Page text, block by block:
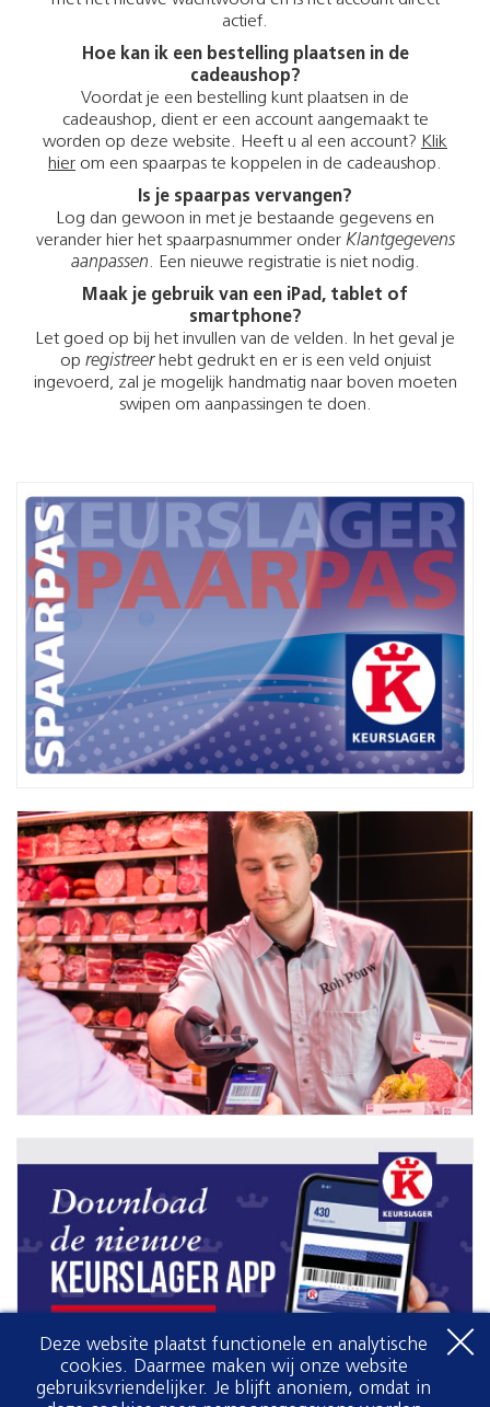
actief.
Hoe kan ik een bestelling plaatsen in de
cadeaushop?
Voordat je een bestelling kunt plaatsen in de
cadeaushop, dient er een account aangemaakt te
worden op deze website. Heeft u al een account? Klik
hier om een spaarpas te koppelen in de cadeaushop.
Is je spaarpas vervangen?
Log dan gewoon in met je bestaande gegevens en
verander hier het spaarpasnummer onder Klantgegevens
aanpassen. Een nieuwe registratie is niet nodig.
Maak je gebruik van een iPad, tablet of
smartphone?
Let goed op bij het invullen van de velden. In het geval je
op registreerhebt gedrukt en er is een veld onjuist
ingevoerd, zal je mogelijk handmatig naar boven moeten
swipen om aanpassingen te doen.
Deze website plaatst functionele en analytische
cookies. Daarmee maken wij onze website
gebruiksvriendelijker. Je blijft anoniem, omdat in